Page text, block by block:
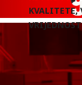
KVALITETE,